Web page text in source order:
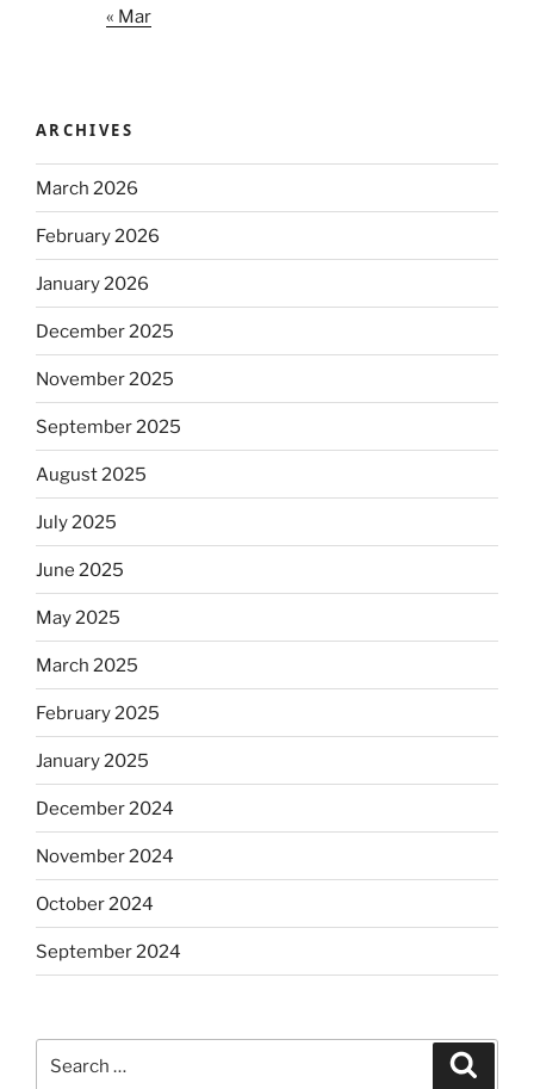
« Mar
ARCHIVES
March 2026
February 2026
January 2026
December 2025
November 2025
September 2025
August 2025
July 2025
June 2025
May 2025
March 2025
February 2025
January 2025
December 2024
November 2024
October 2024
September 2024